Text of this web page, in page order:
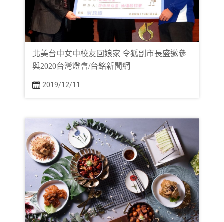
北美台中女中校友回娘家 令狐副市長盛邀參
與2020台灣燈會/台銘新聞網
2019/12/11